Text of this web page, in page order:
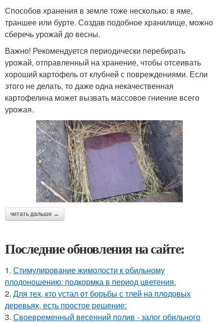
Способов хранения в земле тоже несколько: в яме,
траншее или бурте. Создав подобное хранилище, можно
сберечь урожай до весны.
Важно! Рекомендуется периодически перебирать
урожай, отправленный на хранение, чтобы отсеивать
хороший картофель от клубней с повреждениями. Если
этого не делать, то даже одна некачественная
картофелина может вызвать массовое гниение всего
урожая.
читать дальше →
Последние обновления на сайте:
1. Стимулирование жимолости к обильному
плодоношению: подкормка в период цветения.
2. Для тех, кто устал от борьбы с тлей на плодовых
деревьях, есть простое решение:
3. Своевременный весенний полив - залог обильного